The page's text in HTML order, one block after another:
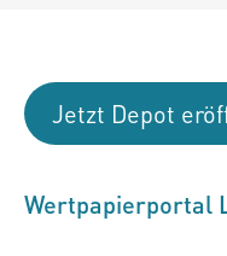
Jetzt Depot
Wertpapierportal